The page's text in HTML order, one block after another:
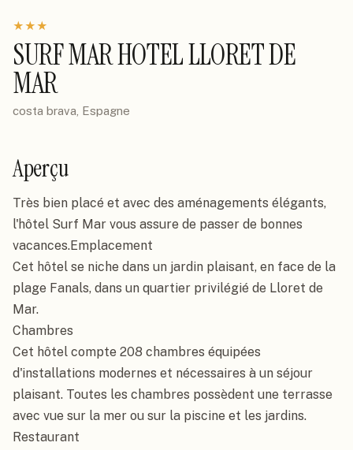
★★★
SURF MAR HOTEL LLORET DE
MAR
costa brava, Espagne
Aperçu
Très bien placé et avec des aménagements élégants,
l'hôtel Surf Mar vous assure de passer de bonnes
vacances.Emplacement
Cet hôtel se niche dans un jardin plaisant, en face de la
plage Fanals, dans un quartier privilégié de Lloret de
Mar.
Chambres
Cet hôtel compte 208 chambres équipées
d'installations modernes et nécessaires à un séjour
plaisant. Toutes les chambres possèdent une terrasse
avec vue sur la mer ou sur la piscine et les jardins.
Restaurant